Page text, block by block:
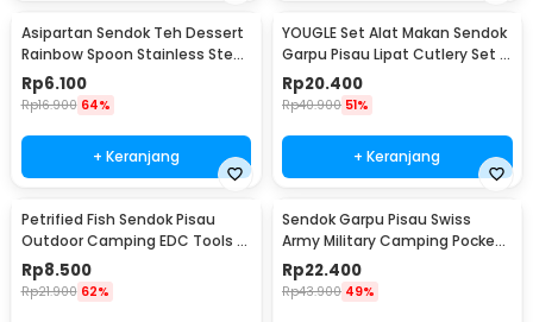
Asipartan Sendok Teh Dessert
Rainbow Spoon Stainless Steel
Bulat - A014
Rp6.100
Rp16.900 64%
+ Keranjang
YOUGLE Set Alat Makan Sendok
Garpu Pisau Lipat Cutlery Set 3
PCS - A009
Rp20.400
Rp40.900 51%
+ Keranjang
Petrified Fish Sendok Pisau
Outdoor Camping EDC Tools -
LX709
Rp8.500
Rp21.900 62%
Sendok Garpu Pisau Swiss
Army Military Camping Pocket
Knife EDC 4 in 1 - A011
Rp22.400
Rp43.900 49%